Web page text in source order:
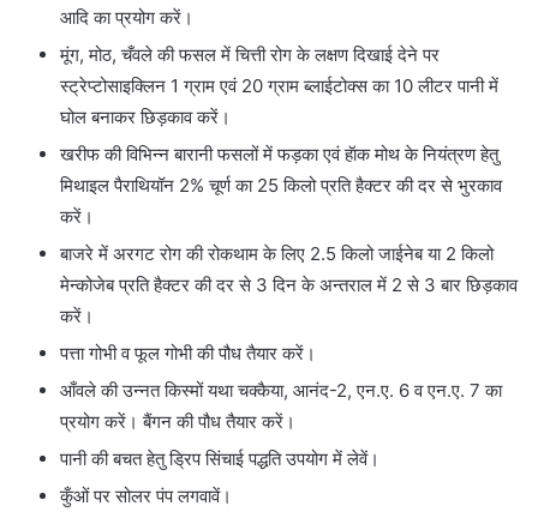
आदि का प्रयोग करें।
मूंग, मोठ, चँवले की फसल में चित्ती रोग के लक्षण दिखाई देने पर
स्ट्रेप्टोसाइक्लिन 1 ग्राम एवं 20 ग्राम ब्लाईटोक्स का 10 लीटर पानी में
घोल बनाकर छिड़काव करें।
खरीफ की विभिन्न बारानी फसलों में फड़का एवं हॅाक मोथ के नियंत्रण हेतु
मिथाइल पैराथियॉन 2% चूर्ण का 25 किलो प्रति हैक्टर की दर से भुरकाव
करें।
बाजरे में अरगट रोग की रोकथाम के लिए 2.5 किलो जाईनेब या 2 किलो
मेन्कोजेब प्रति हैक्टर की दर से 3 दिन के अन्तराल में 2 से 3 बार छिड़काव
करें।
पत्ता गोभी व फूल गोभी की पौध तैयार करें।
आँवले की उन्नत किस्मों यथा चक्कैया, आनंद-2, एन.ए. 6 व एन.ए. 7 का
प्रयोग करें। बैंगन की पौध तैयार करें।
पानी की बचत हेतु ड्रिप सिंचाई पद्धति उपयोग में लेवें।
कुँओं पर सोलर पंप लगवावें।